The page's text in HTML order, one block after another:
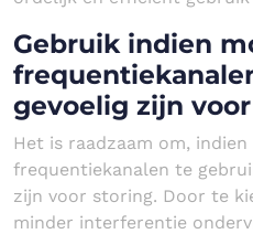
Gebruik indien
gevoelig zijn
Het is raadzaam om, indien
frequentiekanalen te
zijn voor storing. Door te
minder interferentie